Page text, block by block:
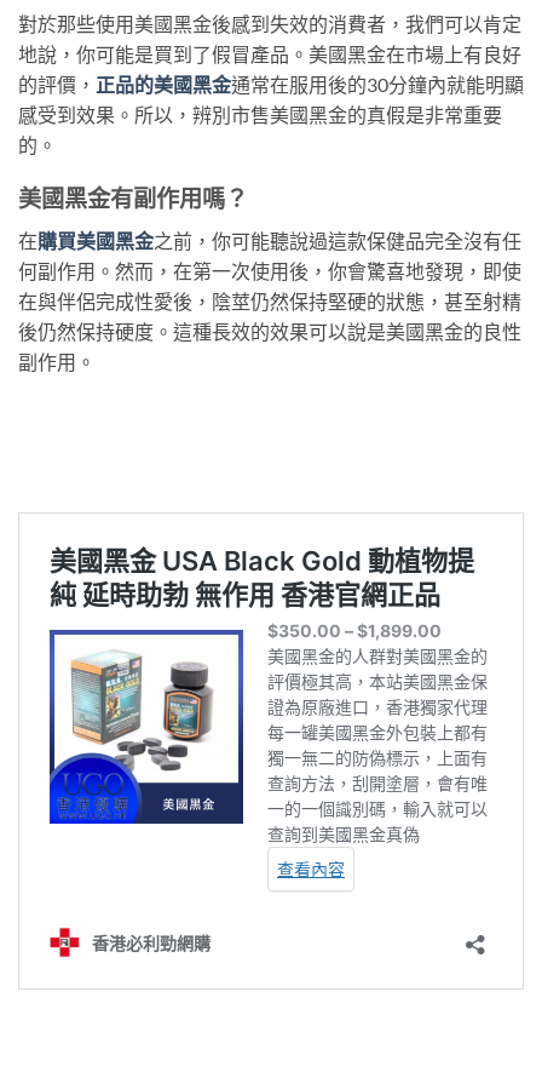
對於那些使用美國黑金後感到失效的消費者，我們可以肯定
地說，你可能是買到了假冒產品。美國黑金在市場上有良好
的評價， 正品的美國黑金通常在服用後的30分鐘內就能明顯
感受到效果。所以，辨別市售美國黑金的真假是非常重要
的。
美國黑金有副作用嗎？
在購買美國黑金之前，你可能聽說過這款保健品完全沒有任
何副作用。然而，在第一次使用後，你會驚喜地發現，即使
在與伴侶完成性愛後，陰莖仍然保持堅硬的狀態，甚至射精
後仍然保持硬度。這種長效的效果可以說是美國黑金的良性
副作用。